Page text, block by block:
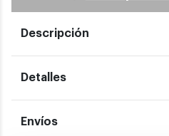
Descripción
Detalles
Envíos